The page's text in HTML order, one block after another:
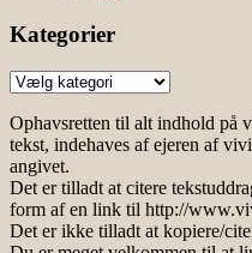
Kategorier
Kategorier
Ophavsretten til alt indhold på
tekst, indehaves af ejeren af
angivet.
Det er tilladt at citere
form af en link til http://
Det er ikke tilladt at kopiere/